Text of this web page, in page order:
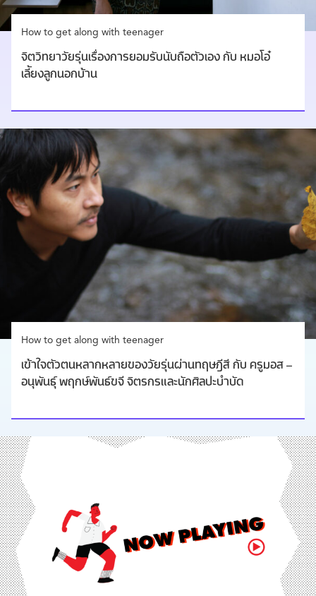
How to get along with teenager
จิตวิทยาวัยรุ่นเรื่องการยอมรับนับถือตัวเอง กับ หมอโอ๋
เลี้ยงลูกนอกบ้าน
How to get along with teenager
เข้าใจตัวตนหลากหลายของวัยรุ่นผ่านทฤษฎีสี กับ ครูมอส –
อนุพันธ์ุ พฤกษ์พันธ์ขจี จิตรกรและนักศิลปะบำบัด